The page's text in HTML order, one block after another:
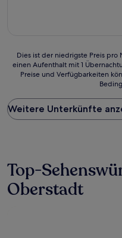
Dies
ist
Preis
pro
Nacht,
letzten
24 Stunden
für
einen
Dies ist der niedrigste Preis
einen Aufenthalt mit 1
Preise und Verfügbarkeiten
Weitere Unterkünfte
Top-
Oberstadt